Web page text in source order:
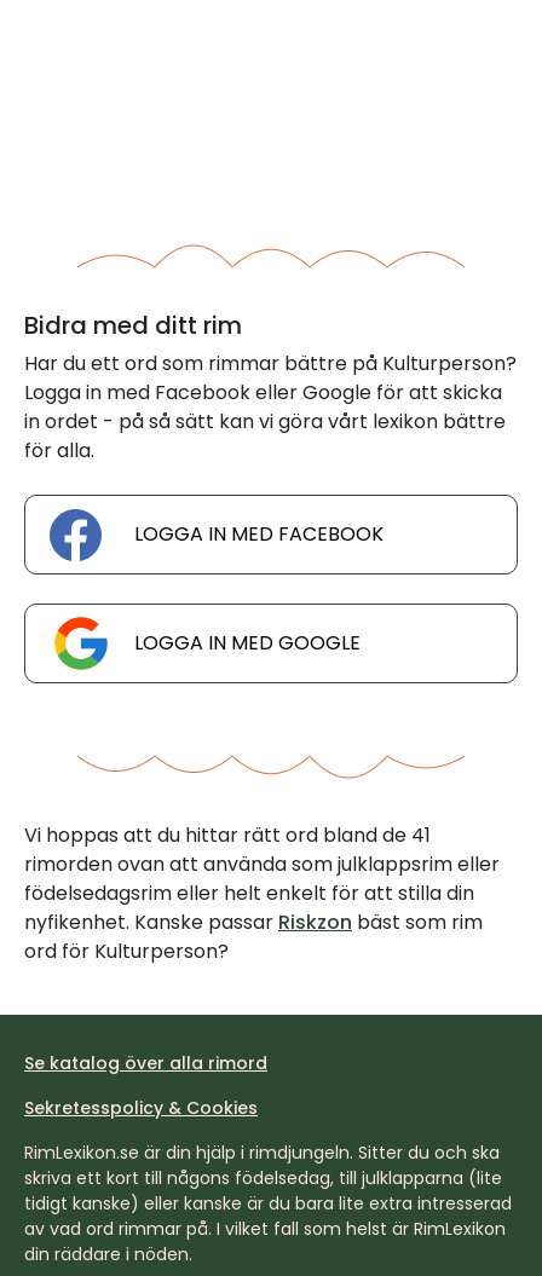
Bidra med ditt rim
Har du ett ord som rimmar bättre på Kulturperson?
Logga in med Facebook eller Google för att skicka
in ordet - på så sätt kan vi göra vårt lexikon bättre
för alla.
LOGGA IN MED FACEBOOK
LOGGA IN MED GOOGLE
Vi hoppas att du hittar rätt ord bland de 41
rimorden ovan att använda som julklappsrim eller
födelsedagsrim eller helt enkelt för att stilla din
nyfikenhet. Kanske passar Riskzon bäst som rim
ord för Kulturperson?
Se katalog över alla rimord
Sekretesspolicy & Cookies
RimLexikon.se är din hjälp i rimdjungeln. Sitter du och ska
skriva ett kort till någons födelsedag, till julklapparna (lite
tidigt kanske) eller kanske är du bara lite extra intresserad
av vad ord rimmar på. I vilket fall som helst är RimLexikon
din räddare i nöden.